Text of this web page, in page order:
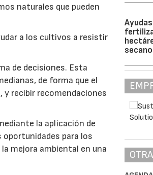
naturales que pueden
a los cultivos a resistir
de decisiones. Esta
de forma que el
recibir recomendaciones
la aplicación de
para los
mejora ambiental en una
secano